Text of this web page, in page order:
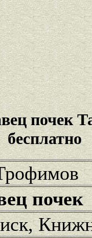
почек
бесплатно
почек